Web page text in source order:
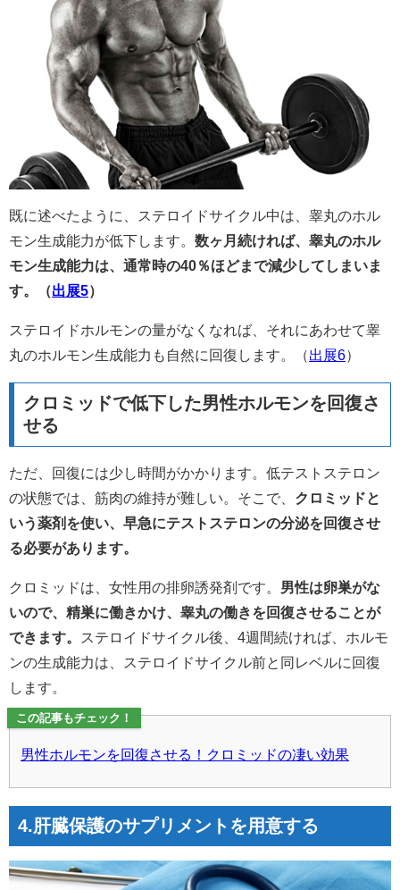
既に述べたように、ステロイドサイクル中は、睾丸のホル
モン生成能力が低下します。 数ヶ月続ければ、睾丸のホル
モン生成能力は、通常時の40％ほどまで減少してしまいま
す。（出展5）
ステロイドホルモンの量がなくなれば、それにあわせて睾
丸のホルモン生成能力も自然に回復します。（出展6）
クロミッドで低下した男性ホルモンを回復さ
せる
ただ、回復には少し時間がかかります。低テストステロン
の状態では、筋肉の維持が難しい。そこで、 クロミッドと
いう薬剤を使い、早急にテストステロンの分泌を回復させ
る必要があります。
クロミッドは、女性用の排卵誘発剤です。 男性は卵巣がな
いので、精巣に働きかけ、睾丸の働きを回復させることが
できます。
ステロイドサイクル後、4週間続ければ、ホルモ
ンの生成能力は、ステロイドサイクル前と同レベルに回復
します。
この記事もチェック！
男性ホルモンを回復させる！クロミッドの凄い効果
4.肝臓保護のサプリメントを用意する